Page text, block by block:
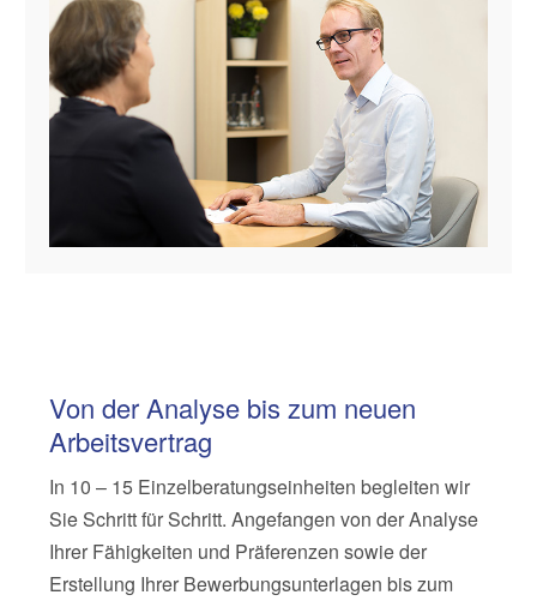
Von der Analyse bis zum neuen
Arbeitsvertrag
In 10 – 15 Einzelberatungseinheiten begleiten wir
Sie Schritt für Schritt. Angefangen von der Analyse
Ihrer Fähigkeiten und Präferenzen sowie der
Erstellung Ihrer Bewerbungs­unter­lagen bis zum